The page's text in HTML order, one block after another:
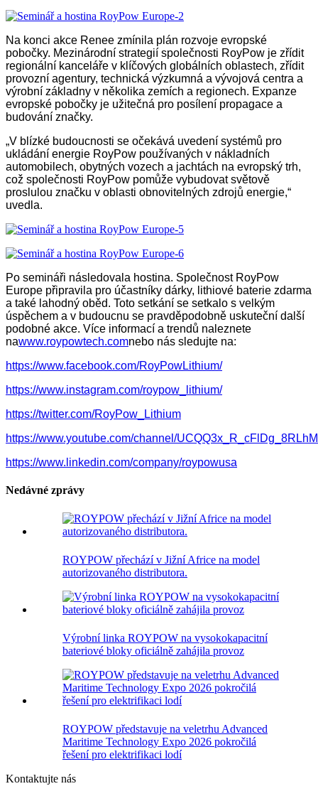
Na konci akce Renee zmínila plán rozvoje evropské
pobočky. Mezinárodní strategií společnosti RoyPow je zřídit
regionální kanceláře v klíčových globálních oblastech, zřídit
provozní agentury, technická výzkumná a vývojová centra a
výrobní základny v několika zemích a regionech. Expanze
evropské pobočky je užitečná pro posílení propagace a
budování značky.
„V blízké budoucnosti se očekává uvedení systémů pro
ukládání energie RoyPow používaných v nákladních
automobilech, obytných vozech a jachtách na evropský trh,
což společnosti RoyPow pomůže vybudovat světově
proslulou značku v oblasti obnovitelných zdrojů energie,“
uvedla.
Po semináři následovala hostina. Společnost RoyPow
Europe připravila pro účastníky dárky, lithiové baterie zdarma
a také lahodný oběd. Toto setkání se setkalo s velkým
úspěchem a v budoucnu se pravděpodobně uskuteční další
podobné akce. Více informací a trendů naleznete
nawww.roypowtech.comnebo nás sledujte na:
https://www.facebook.com/RoyPowLithium/
https://www.instagram.com/roypow_lithium/
https://twitter.com/RoyPow_Lithium
https://www.youtube.com/channel/
https://www.linkedin.com/company/roypowusa
Nedávné zprávy
ROYPOW přechází v Jižní Africe na model
autorizovaného distributora.
Výrobní linka ROYPOW na vysokokapacitní
bateriové bloky oficiálně zahájila provoz
ROYPOW představuje na veletrhu Advanced
Maritime Technology Expo 2026 pokročilá
řešení pro elektrifikaci lodí
Kontaktujte nás